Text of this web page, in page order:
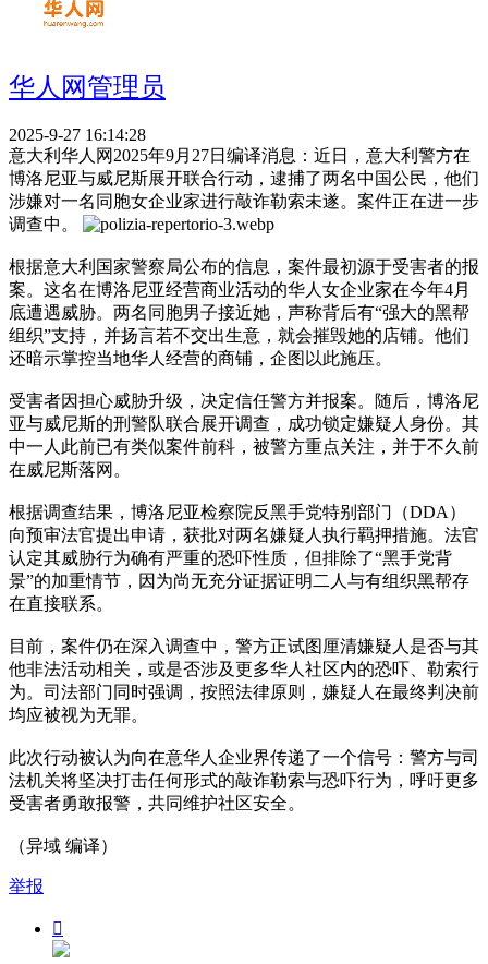
华人网管理员
2025-9-27 16:14:28
意大利华人网2025年9月27日编译消息：近日，意大利警方在
博洛尼亚与威尼斯展开联合行动，逮捕了两名中国公民，他们
涉嫌对一名同胞女企业家进行敲诈勒索未遂。案件正在进一步
调查中。
根据意大利国家警察局公布的信息，案件最初源于受害者的报
案。这名在博洛尼亚经营商业活动的华人女企业家在今年4月
底遭遇威胁。两名同胞男子接近她，声称背后有“强大的黑帮
组织”支持，并扬言若不交出生意，就会摧毁她的店铺。他们
还暗示掌控当地华人经营的商铺，企图以此施压。
受害者因担心威胁升级，决定信任警方并报案。随后，博洛尼
亚与威尼斯的刑警队联合展开调查，成功锁定嫌疑人身份。其
中一人此前已有类似案件前科，被警方重点关注，并于不久前
在威尼斯落网。
根据调查结果，博洛尼亚检察院反黑手党特别部门（DDA）
向预审法官提出申请，获批对两名嫌疑人执行羁押措施。法官
认定其威胁行为确有严重的恐吓性质，但排除了“黑手党背
景”的加重情节，因为尚无充分证据证明二人与有组织黑帮存
在直接联系。
目前，案件仍在深入调查中，警方正试图厘清嫌疑人是否与其
他非法活动相关，或是否涉及更多华人社区内的恐吓、勒索行
为。司法部门同时强调，按照法律原则，嫌疑人在最终判决前
均应被视为无罪。
此次行动被认为向在意华人企业界传递了一个信号：警方与司
法机关将坚决打击任何形式的敲诈勒索与恐吓行为，呼吁更多
受害者勇敢报警，共同维护社区安全。
（异域 编译）
举报
